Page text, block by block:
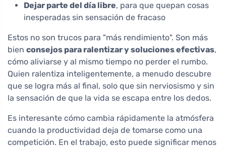
Dejar parte del día libre, para que quepan cosas
inesperadas sin sensación de fracaso
Estos no son trucos para "más rendimiento". Son más
bien consejos para ralentizar y soluciones efectivas,
cómo aliviarse y al mismo tiempo no perder el rumbo.
Quien ralentiza inteligentemente, a menudo descubre
que se logra más al final, solo que sin nerviosismo y sin
la sensación de que la vida se escapa entre los dedos.
Es interesante cómo cambia rápidamente la atmósfera
cuando la productividad deja de tomarse como una
competición. En el trabajo, esto puede significar menos